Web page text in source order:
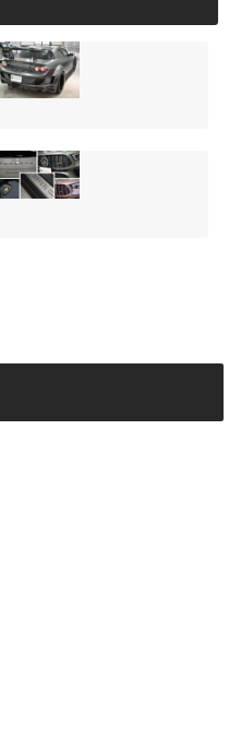
マツダRX-8（マッ
トグレー）の板金
修理と専用コーテ